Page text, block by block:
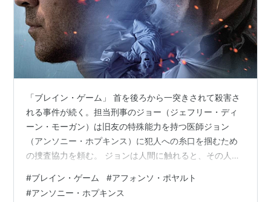
「ブレイン・ゲーム」 首を後ろから一突きされて殺害さ
れる事件が続く。担当刑事のジョー（ジェフリー・ディ
ーン・モーガン）は旧友の特殊能力を持つ医師ジョン
（アンソニー・ホプキンス）に犯人への糸口を掴むため
の捜査協力を頼む。 ジョンは人間に触れると、その人の
力を持つので、被害者に触れて死の間際の様子を垣間見
る。肩をたたかれた時に刑事ジョーと相棒のキャサリン
#ブレイン・ゲーム #アフォンソ・ポヤルト
#アンソニー・ホプキンス